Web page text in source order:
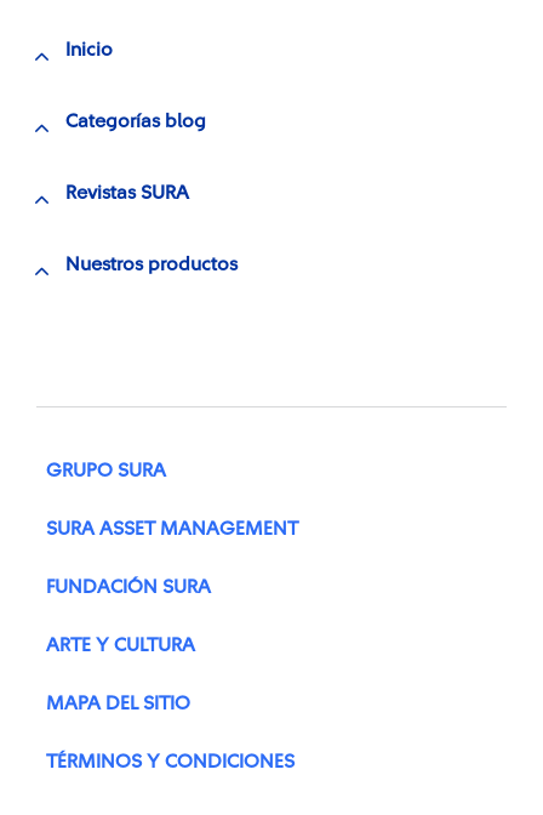
Inicio
Categorías blog
Revistas SURA
Nuestros productos
GRUPO SURA
SURA ASSET MANAGEMENT
FUNDACIÓN SURA
ARTE Y CULTURA
MAPA DEL SITIO
TÉRMINOS Y CONDICIONES